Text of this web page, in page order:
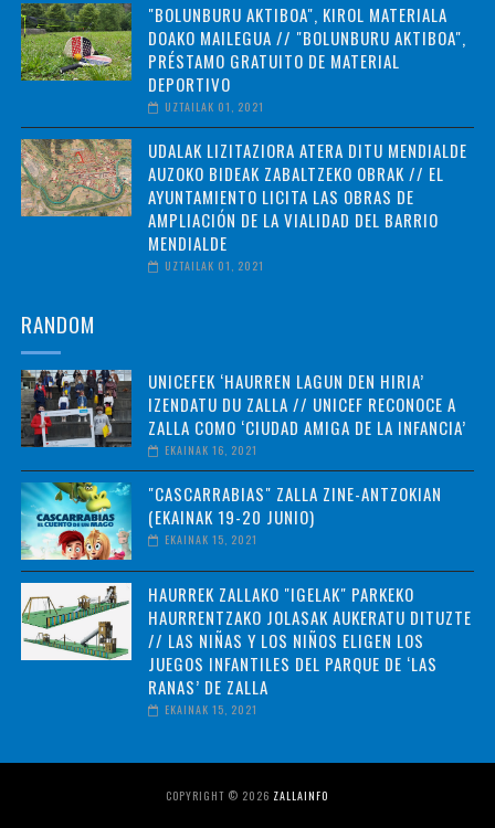
"BOLUNBURU AKTIBOA", KIROL MATERIALA
DOAKO MAILEGUA // "BOLUNBURU AKTIBOA",
PRÉSTAMO GRATUITO DE MATERIAL
DEPORTIVO
UZTAILAK 01, 2021
UDALAK LIZITAZIORA ATERA DITU MENDIALDE
AUZOKO BIDEAK ZABALTZEKO OBRAK // EL
AYUNTAMIENTO LICITA LAS OBRAS DE
AMPLIACIÓN DE LA VIALIDAD DEL BARRIO
MENDIALDE
UZTAILAK 01, 2021
RANDOM
UNICEFEK ‘HAURREN LAGUN DEN HIRIA’
IZENDATU DU ZALLA // UNICEF RECONOCE A
ZALLA COMO ‘CIUDAD AMIGA DE LA INFANCIA’
EKAINAK 16, 2021
"CASCARRABIAS" ZALLA ZINE-ANTZOKIAN
(EKAINAK 19-20 JUNIO)
EKAINAK 15, 2021
HAURREK ZALLAKO "IGELAK" PARKEKO
HAURRENTZAKO JOLASAK AUKERATU DITUZTE
// LAS NIÑAS Y LOS NIÑOS ELIGEN LOS
JUEGOS INFANTILES DEL PARQUE DE ‘LAS
RANAS’ DE ZALLA
EKAINAK 15, 2021
COPYRIGHT © 2026 ZALLAINFO